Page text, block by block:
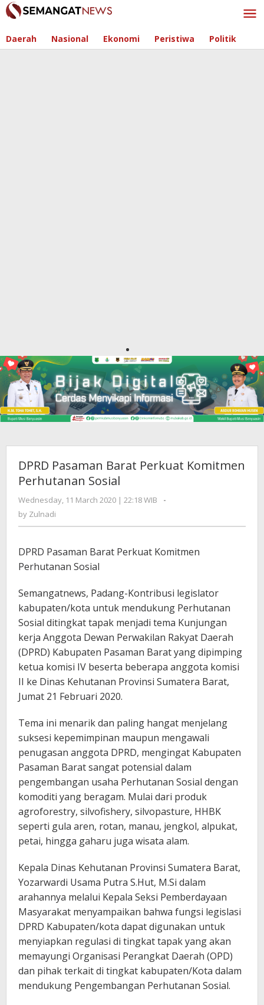
Skip
to
Daerah Nasional Ekonomi Peristiwa Politik
DPRD Pasaman Barat Perkuat Komitmen
Perhutanan Sosial
Wednesday, 11 March 2020 | 22:18 WIB
by
-
by Zulnadi
DPRD Pasaman Barat Perkuat Komitmen
Perhutanan Sosial
Semangatnews, Padang-Kontribusi legislator
kabupaten/kota untuk mendukung Perhutanan
Sosial ditingkat tapak menjadi tema Kunjungan
kerja Anggota Dewan Perwakilan Rakyat Daerah
(DPRD) Kabupaten Pasaman Barat yang dipimping
ketua komisi IV beserta beberapa anggota komisi
II ke Dinas Kehutanan Provinsi Sumatera Barat,
Jumat 21 Februari 2020.
Tema ini menarik dan paling hangat menjelang
suksesi kepemimpinan maupun mengawali
penugasan anggota DPRD, mengingat Kabupaten
Pasaman Barat sangat potensial dalam
pengembangan usaha Perhutanan Sosial dengan
komoditi yang beragam. Mulai dari produk
agroforestry, silvofishery, silvopasture, HHBK
seperti gula aren, rotan, manau, jengkol, alpukat,
petai, hingga gaharu juga wisata alam.
Kepala Dinas Kehutanan Provinsi Sumatera Barat,
Yozarwardi Usama Putra S.Hut, M.Si dalam
arahannya melalui Kepala Seksi Pemberdayaan
Masyarakat menyampaikan bahwa fungsi legislasi
DPRD Kabupaten/kota dapat digunakan untuk
menyiapkan regulasi di tingkat tapak yang akan
memayungi Organisasi Perangkat Daerah (OPD)
dan pihak terkait di tingkat kabupaten/Kota dalam
mendukung Pengembangan Perhutanan Sosial.